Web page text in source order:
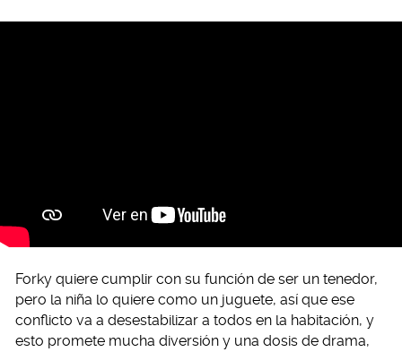
Forky quiere cumplir con su función de ser un tenedor,
pero la niña lo quiere como un juguete, así que ese
conflicto va a desestabilizar a todos en la habitación, y
esto promete mucha diversión y una dosis de drama,